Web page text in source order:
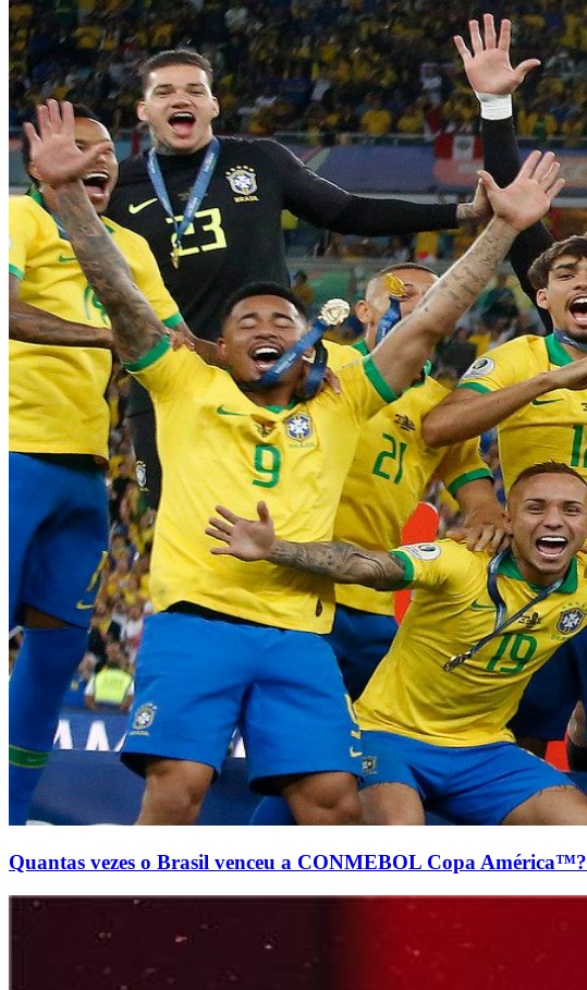
Quantas vezes o Brasil venceu a CONMEBOL Copa América™?